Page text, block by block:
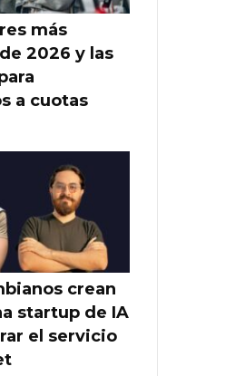
más
2026 y las
a cuotas
crean
startup de IA
el servicio